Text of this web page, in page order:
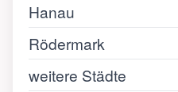
Hanau
Rödermark
weitere Städte